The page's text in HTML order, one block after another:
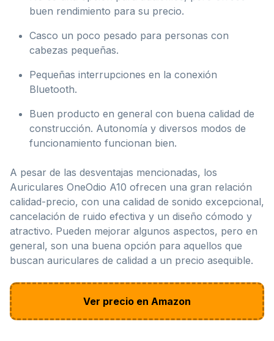
buen rendimiento para su precio.
Casco un poco pesado para personas con
cabezas pequeñas.
Pequeñas interrupciones en la conexión
Bluetooth.
Buen producto en general con buena calidad de
construcción. Autonomía y diversos modos de
funcionamiento funcionan bien.
A pesar de las desventajas mencionadas, los
Auriculares OneOdio A10 ofrecen una gran relación
calidad-precio, con una calidad de sonido excepcional,
cancelación de ruido efectiva y un diseño cómodo y
atractivo. Pueden mejorar algunos aspectos, pero en
general, son una buena opción para aquellos que
buscan auriculares de calidad a un precio asequible.
Ver precio en Amazon